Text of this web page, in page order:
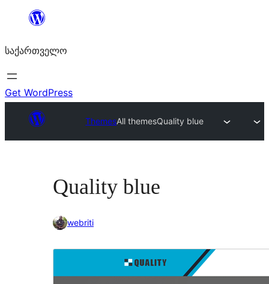
შიგთავსზე
საქართველო
Get WordPress
ThemesAll themesQuality blue
Quality blue
webriti